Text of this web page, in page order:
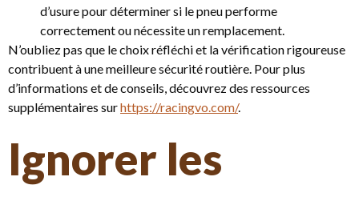
d’usure pour déterminer si le pneu performe
correctement ou nécessite un remplacement.
N’oubliez pas que le choix réfléchi et la vérification rigoureuse
contribuent à une meilleure sécurité routière. Pour plus
d’informations et de conseils, découvrez des ressources
supplémentaires surhttps://racingvo.com/.
Ignorer les